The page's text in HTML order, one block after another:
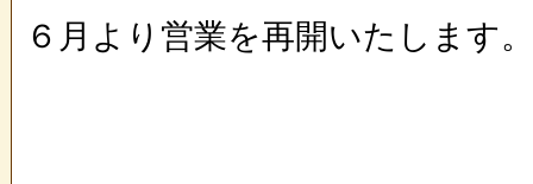
６月より営業を再開いたします。